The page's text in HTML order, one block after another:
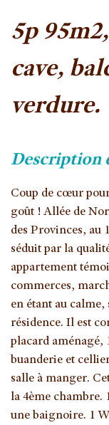
5p 95m2, 3/4 chambres,
cave,
verdure.
description
Coup de cœur
goût ! Allée de
des Provinces, au
séduit par la
appartement
commerces,
en étant au
résidence. Il est
placard aménagé,
buanderie et
salle à manger.
la 4ème chambre.
une baignoire. 1